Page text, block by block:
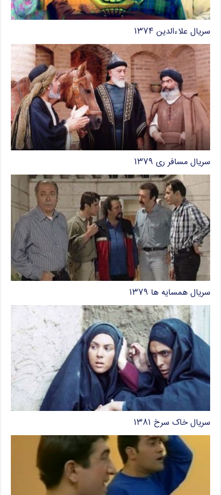
سریال علاءالدین ۱۳۷۴
سریال مسافر ری ۱۳۷۹
سریال همسایه ها ۱۳۷۹
سریال خاک سرخ ۱۳۸۱